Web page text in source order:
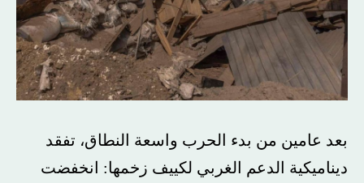
بعد عامين من بدء الحرب واسعة النطاق، تفقد
ديناميكية الدعم الغربي لكييف زخمها: انخفضت